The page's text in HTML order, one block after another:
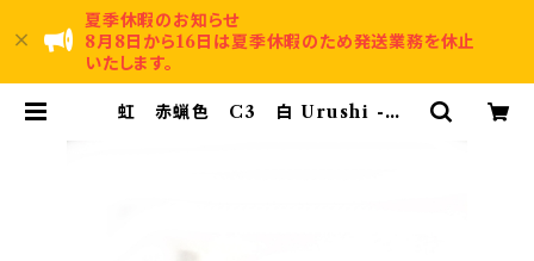
夏季休暇のお知らせ
8月8日から16日は夏季休暇のため発送業務を休止
いたします。
虹 赤蝋色 C3 白 Urushi -wh